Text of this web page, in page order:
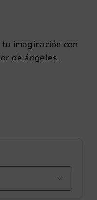
imaginación con
de ángeles.
